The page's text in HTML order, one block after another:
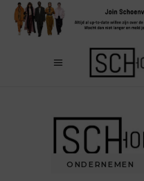
ONDERNEMEN